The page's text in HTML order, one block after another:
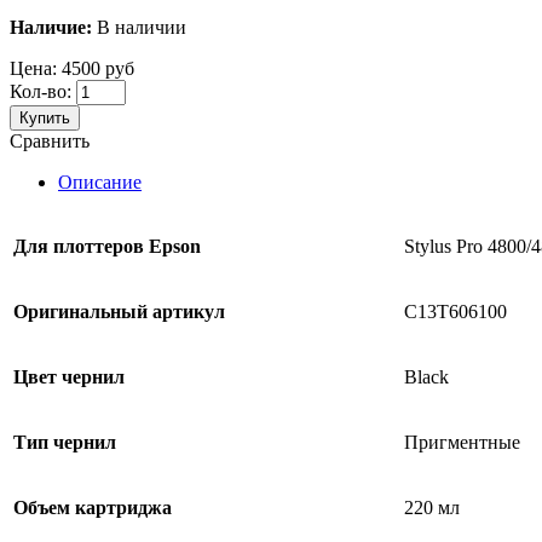
Наличие: В наличии
Цена: 4500 руб
Кол-во:
Купить
Сравнить
Описание
Для плоттеров Epson Stylus Pro 4800/
Оригинальный артикул C13T606100
Цвет чернил Black
Тип чернил Пригментные
Объем картриджа 220 мл